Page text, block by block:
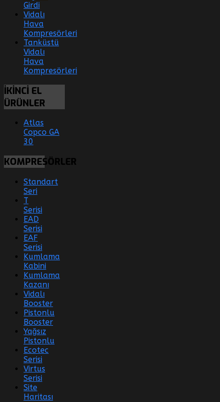
Girdi
Vidalı
Hava
Kompresörleri
Tanküstü
Vidalı
Hava
Kompresörleri
İKİNCİ EL
ÜRÜNLER
Atlas
Copco GA
30
KOMPRESÖRLER
Standart
Seri
T
Serisi
EAD
Serisi
EAF
Serisi
Kumlama
Kabini
Kumlama
Kazanı
Vidalı
Booster
Pistonlu
Booster
Yağsız
Pistonlu
Ecotec
Serisi
Virtus
Serisi
Site
Haritası